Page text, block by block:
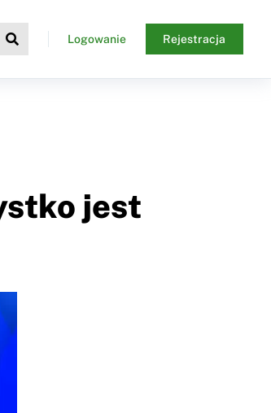
Logowanie Rejestracja
jest